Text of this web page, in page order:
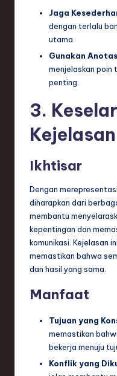
Jaga
dengan terlalu
utama.
Gunakan
menjelaskan
penting.
3.
Kejelasan
Ikhtisar
Dengan
diharapkan dari
membantu
kepentingan dan
komunikasi. Kejelasan
memastikan bahwa
dan hasil yang sama.
Manfaat
Tujuan yang
memastikan
bekerja menuju
Konflik yang